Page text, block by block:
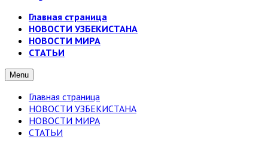
Главная страница
НОВОСТИ УЗБЕКИСТАНА
НОВОСТИ МИРА
СТАТЬИ
Menu
Главная страница
НОВОСТИ УЗБЕКИСТАНА
НОВОСТИ МИРА
СТАТЬИ